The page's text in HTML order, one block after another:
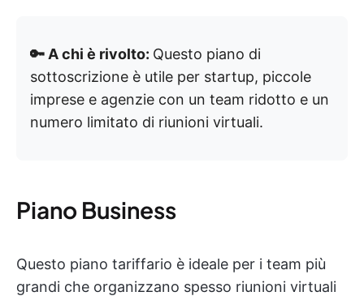
🔑 A chi è rivolto: Questo piano di
sottoscrizione è utile per startup, piccole
imprese e agenzie con un team ridotto e un
numero limitato di riunioni virtuali.
Piano Business
Questo piano tariffario è ideale per i team più
grandi che organizzano spesso riunioni virtuali